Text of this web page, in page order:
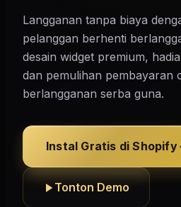
Langganan tanpa biaya
pelanggan berhenti
desain widget premium,
dan pemulihan pembayaran
berlangganan serba guna.
Instal Gratis di Shopify
Tonton Demo